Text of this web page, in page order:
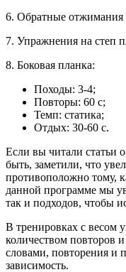
6. Обратные отжимания
7. Упражнения на степ
8. Боковая планка:
Походы: 3-4;
Повторы: 60 с;
Темп: статика;
Отдых: 30-60 c.
Если вы читали статьи
быть, заметили, что
противоположно тому,
данной программе мы
так и подходов, чтобы
В тренировках с весом
количеством
словами, повторения и
зависимость.